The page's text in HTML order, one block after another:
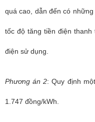
quá cao, dẫn đến có
tốc độ tăng tiền điện
điện sử dụng.
Phương án 2:Quy định
1.747 đồng/kWh.